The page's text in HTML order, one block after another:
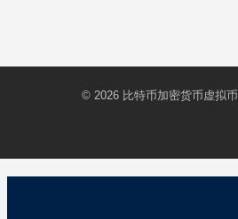
© 2026 比特币加密货币虚拟币